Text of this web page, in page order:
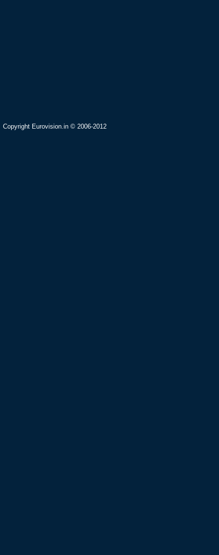
Copyright Eurovision.in © 2006-2012